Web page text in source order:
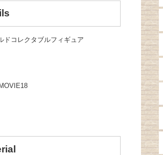
ドコレクタブルフィギュア